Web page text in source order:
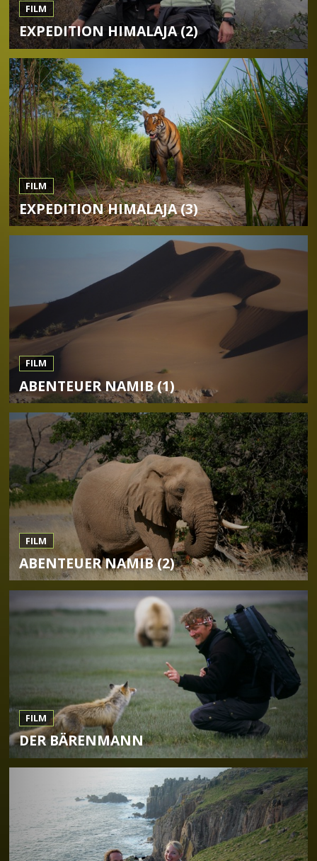
FILM
EXPEDITION HIMALAJA (2)
FILM
EXPEDITION HIMALAJA (3)
FILM
ABENTEUER NAMIB (1)
FILM
ABENTEUER NAMIB (2)
FILM
DER BÄRENMANN